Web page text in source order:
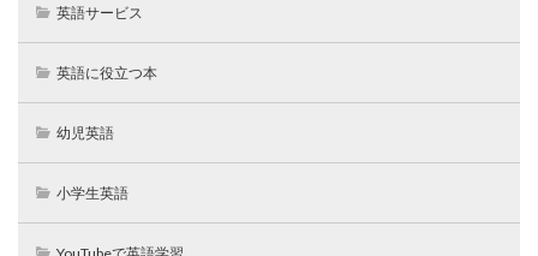
英語サービス
英語に役立つ本
幼児英語
小学生英語